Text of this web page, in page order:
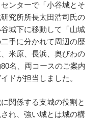
ンターで「小谷城とそ
究所所長太田浩司氏の
城下に移動して「山城
手に分かれて周辺の歴
米原、長浜、奥びわの
名、両コースのご案内
ドが担当しました。
係する支城の役割と
れ、強い城とは城の構